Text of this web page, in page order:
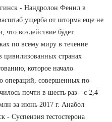
- Нандролон Фенил в
ущерба от шторма еще не
что воздействие будет
по всему миру в течение
цивилизованных странах
которое начало
операций, совершенных по
почти в шесть раз - с 2,4
за июнь 2017 г. Анабол
- Суспензия тестостерона